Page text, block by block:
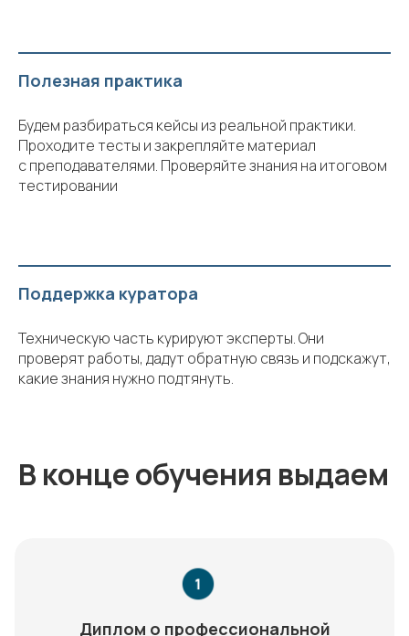
Полезная практика
Будем разбираться кейсы из реальной практики.
Проходите тесты и закрепляйте материал
с преподавателями. Проверяйте знания на итоговом
тестировании
Поддержка куратора
Техническую часть курируют эксперты. Они
проверят работы, дадут обратную связь и подскажут,
какие знания нужно подтянуть.
В конце обучения выдаем
Диплом о профессиональной